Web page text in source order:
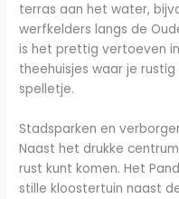
terras aan het water,
werfkelders langs de
is het prettig vertoeven
theehuisjes waar je
spelletje.
Stadsparken en
Naast het drukke
rust kunt komen. Het
stille kloostertuin naast